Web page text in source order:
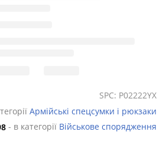
SPC: P02222YX
Армійські спецсумки і рюкзаки
- в категорії Військове спорядження